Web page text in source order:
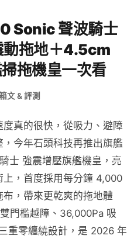
Sonic 聲波騎士
動拖地＋4.5cm
拖機皇一次看
文 & 評測
真的很快，從吸力、避障
今年石頭科技再推出旗艦
士 強震增壓旗艦機皇，亮
，首度採用每分鐘 4,000
，帶來更乾爽的拖地體
門檻越障、36,000Pa 吸
重零纏繞設計，是 2026 年